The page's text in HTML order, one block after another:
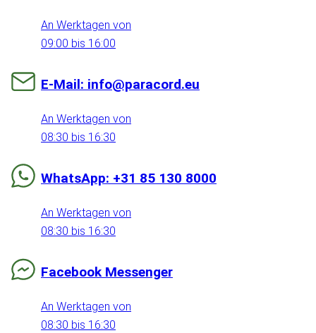
An Werktagen von
09:00 bis 16:00
E-Mail: info@paracord.eu
An Werktagen von
08:30 bis 16:30
WhatsApp: +31 85 130 8000
An Werktagen von
08:30 bis 16:30
Facebook Messenger
An Werktagen von
08:30 bis 16:30